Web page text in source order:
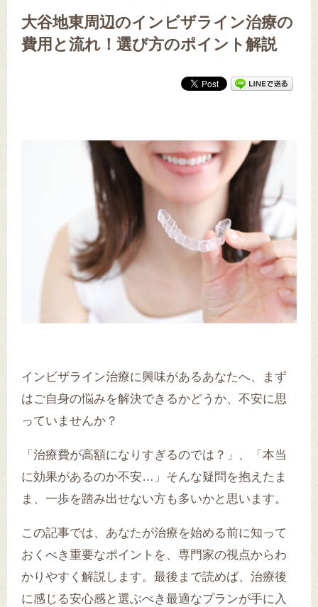
大谷地東周辺のインビザライン治療の
費用と流れ！選び方のポイント解説
インビザライン治療に興味があるあなたへ、まず
はご自身の悩みを解決できるかどうか、不安に思
っていませんか？
「治療費が高額になりすぎるのでは？」、「本当
に効果があるのか不安…」そんな疑問を抱えたま
ま、一歩を踏み出せない方も多いかと思います。
この記事では、あなたが治療を始める前に知って
おくべき重要なポイントを、専門家の視点からわ
かりやすく解説します。最後まで読めば、治療後
に感じる安心感と選ぶべき最適なプランが手に入